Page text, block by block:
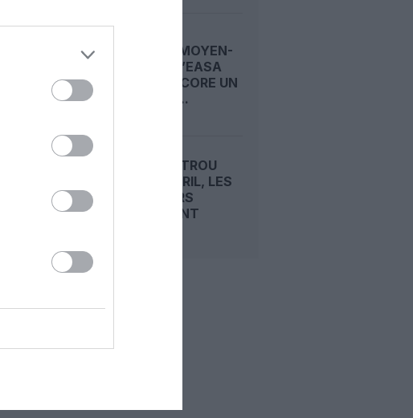
CRISE AU MOYEN-
ORIENT : L’EASA
FERME ENCORE UN
PEU PLUS...
APRÈS LE TROU
D’AIR D’AVRIL, LES
PASSAGERS
REVIENNENT